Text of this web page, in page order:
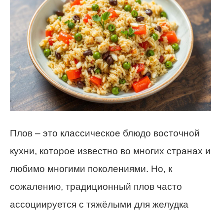
Плов – это классическое блюдо восточной
кухни, которое известно во многих странах и
любимо многими поколениями. Но, к
сожалению, традиционный плов часто
ассоциируется с тяжёлыми для желудка